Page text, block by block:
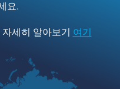
요.
세히 알아보기 여기